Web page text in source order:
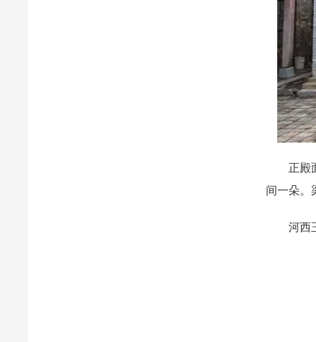
正殿面
间一朵。
河西玉